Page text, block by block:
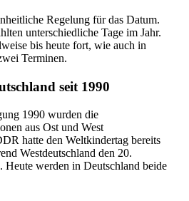
Regelung für das Datum.
unterschiedliche Tage im Jahr.
bis heute fort, wie auch in
Terminen.
seit 1990
1990 wurden die
aus Ost und West
hatte den Weltkindertag bereits
Westdeutschland den 20.
Heute werden in Deutschland beide